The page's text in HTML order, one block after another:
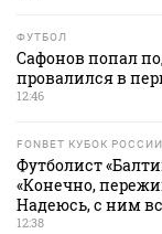
ФУТБОЛ
Сафонов попал
провалился в
12:46
FONBET КУБОК РОССИИ
Футболист
«Конечно,
Надеюсь, с ним
12:38